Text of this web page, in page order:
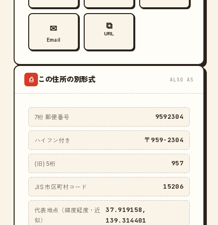
✉
Email
⧉
URL
⎙ この住所の別形式 ALSO AS
7桁 郵便番号 9592304
ハイフン付き 〒959-2304
(旧) 5桁 957
JIS 市区町村コード 15206
代表地点（緯度経度・近
似）
37.919158,
139.314401